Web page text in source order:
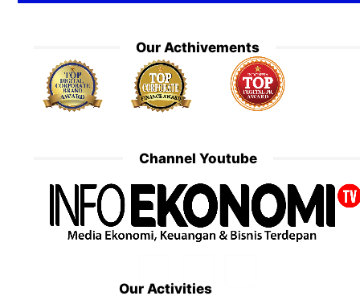
Our Acthivements
Channel Youtube
Our Activities